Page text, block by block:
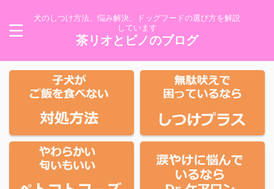
犬のしつけ方法、悩み解決、ドッグフードの選び方を解説
しています
茶リオとビノのブログ